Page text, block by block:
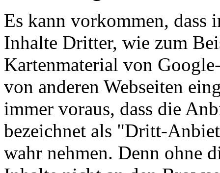
Es kann vorkommen, dass
Inhalte Dritter, wie zum
Kartenmaterial von
von anderen Webseiten
immer voraus, dass die
bezeichnet als "Dritt-
wahr nehmen. Denn ohne